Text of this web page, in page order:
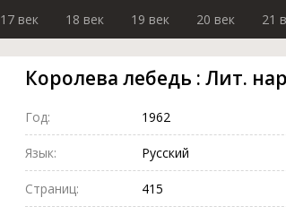
17 век 18 век 19 век 20 век 21
Королева лебедь : Лит.
Год: 1962
Язык: Русский
Страниц: 415